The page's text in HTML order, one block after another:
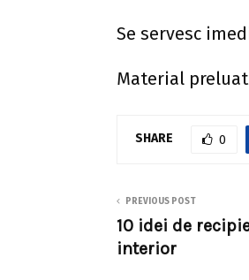
Se servesc
Material
SHARE 0
PREVIOUS POST
10 idei de
interior